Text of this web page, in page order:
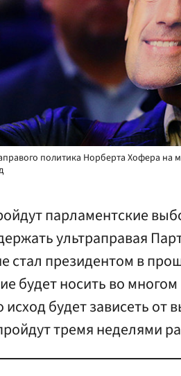
политика Норберта Хофера на
парламентские
ультраправая
стал президентом в
будет носить во
исход будет зависеть от
тремя неделями